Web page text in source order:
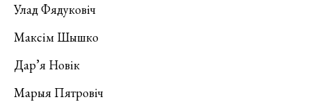
Улад Фядуковіч
Максім Шышко
Дар’я Новік
Марыя Пятровіч